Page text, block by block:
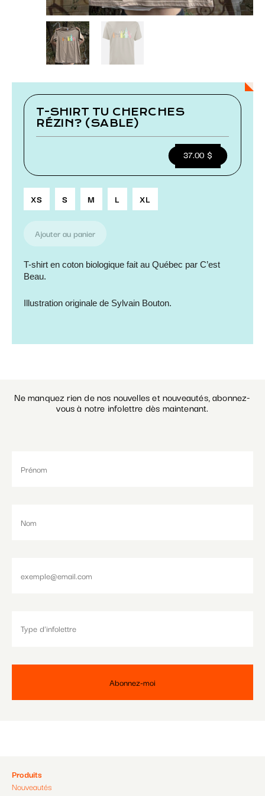
Paramétrer les cookies
T-SHIRT TU CHERCHES
RÉZIN? (SABLE)
37.00
XS S M L XL
Ajouter au panier
T-shirt en coton biologique fait au Québec par C’est
Beau.
Illustration originale de Sylvain Bouton.
Ne manquez rien de nos nouvelles et nouveautés, abonnez-
vous à notre infolettre dès maintenant.
Pied
Produits
Nouveautés